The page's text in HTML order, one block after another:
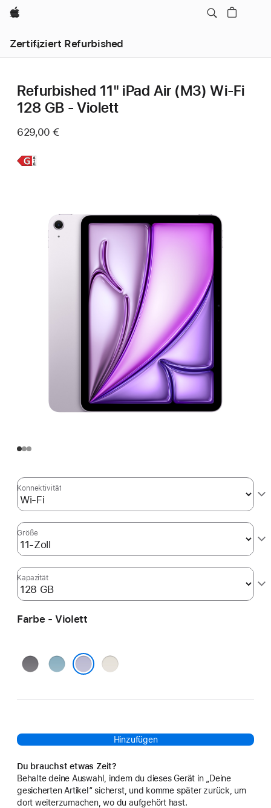
Apple
Zertifiziert Refurbished
Refurbished 11" iPad Air (M3) Wi‑Fi
128 GB - Violett
629,00 €
Weitere
Konnektivität
Größe
Kapazität
Farbe - Violett
Space Grau
Blau Polarstern
Hinzufügen
Du brauchst etwas Zeit?
Behalte deine Auswahl, indem du dieses Gerät in „Deine
gesicherten Artikel“ sicherst, und komme später zurück, um
dort weiterzumachen, wo du aufgehört hast.